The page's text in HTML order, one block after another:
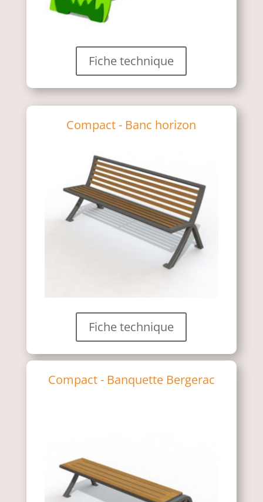
Fiche technique
Compact - Banc horizon
Fiche technique
Compact - Banquette Bergerac